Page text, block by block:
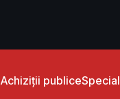
Achiziții publiceSpecial